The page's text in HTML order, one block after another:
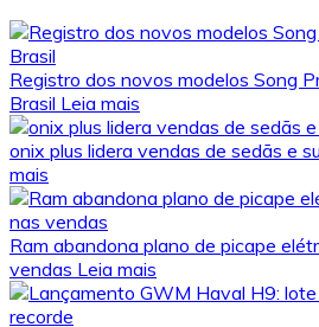
Registro dos novos modelos Song
Brasil Leia mais
onix plus lidera vendas de sedãs e
mais
Ram abandona plano de picape
vendas Leia mais